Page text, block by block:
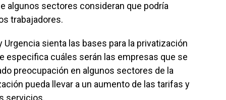
algunos sectores consideran que podría
trabajadores.
sienta las bases para la privatización
especifica cuáles serán las empresas que se
preocupación en algunos sectores de la
pueda llevar a un aumento de las tarifas y
servicios.